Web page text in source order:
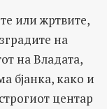
или жртвите,
на
на Владата,
бјанка, како и
центар